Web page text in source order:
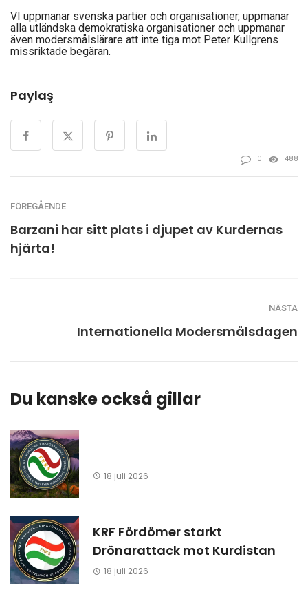
VI uppmanar svenska partier och organisationer, uppmanar
alla utländska demokratiska organisationer och uppmanar
även modersmålslärare att inte tiga mot Peter Kullgrens
missriktade begäran.
Paylaş
0 488
FÖREGÅENDE
Barzani har sitt plats i djupet av Kurdernas
hjärta!
NÄSTA
Internationella Modersmålsdagen
Du kanske också gillar
18 juli 2026
KRF Fördömer starkt
Drönarattack mot Kurdistan
18 juli 2026